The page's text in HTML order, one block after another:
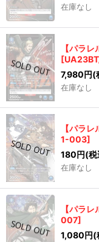
在庫なし
【パラ
[
7,980円(
在庫なし
【パラ
1-003]
180円(税
在庫なし
【パラ
007]
1,080円(